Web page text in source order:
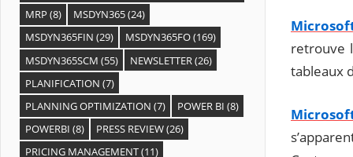
retrouve
tableaux
MRP (8) MSDYN365(24)
MSDYN365FIN (29) MSDYN365FO(169)
MSDYN365SCM (55) NEWSLETTER(26)
PLANIFICATION (7)
PLANNING OPTIMIZATION (7) POWER BI (8)
POWERBI (8) PRESS REVIEW(26)
PRICING MANAGEMENT(11)